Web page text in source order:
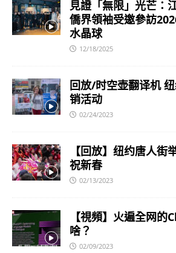
見證「無限」光芒：
僑界領袖受邀參訪
水晶球
12/18/2025
回放/时空壶翻译机
销活动
02/24/2023
【回放】纽约唐人街
祝新春
02/13/2023
【視頻】火遍全网的
啥？
02/09/2023